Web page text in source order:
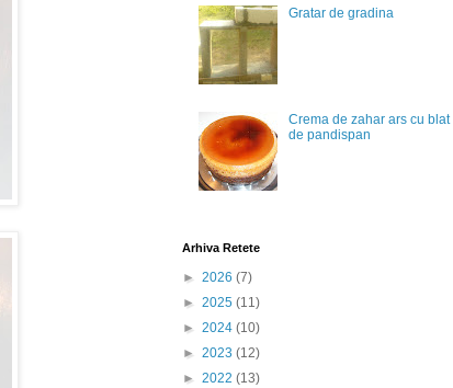
Gratar de gradina
Crema de zahar ars cu blat
de pandispan
Arhiva Retete
► 2026 (7)
► 2025 (11)
► 2024 (10)
► 2023 (12)
► 2022 (13)